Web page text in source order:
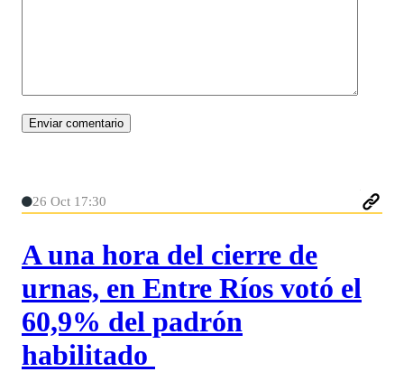
26 Oct 17:30
A una hora del cierre de
urnas, en Entre Ríos votó el
60,9% del padrón
habilitado